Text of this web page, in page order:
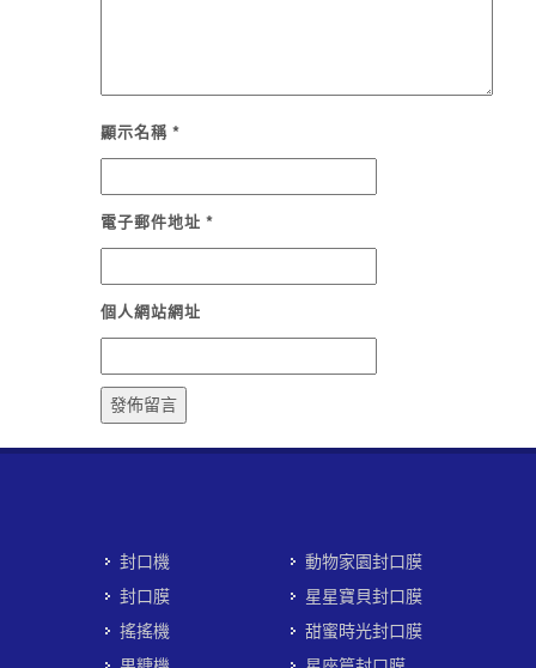
顯示名稱 *
電子郵件地址 *
個人網站網址
封口機
封口膜
搖搖機
動物家園封口膜
星星寶貝封口膜
甜蜜時光封口膜